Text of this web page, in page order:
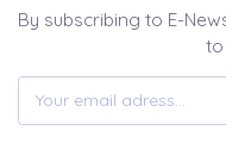
By subscribing to E-
to